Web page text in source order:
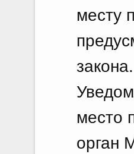
месту
закона.
место
орган